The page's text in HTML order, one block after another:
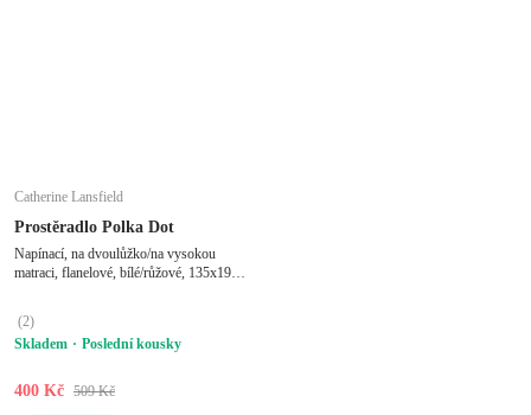
Catherine Lansfield
Prostěradlo Polka Dot
Napínací, na dvoulůžko/na vysokou
matraci, flanelové, bílé/růžové, 135x190
(2)
Skladem
Poslední kousky
400 Kč 509 Kč